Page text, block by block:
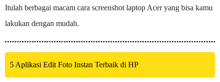
Itulah berbagai macam cara screenshot laptop Acer yang bisa kamu
lakukan dengan mudah.
5 Aplikasi Edit Foto Instan Terbaik di HP